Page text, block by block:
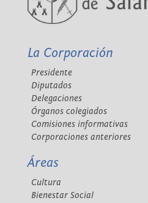
La Corporación
Presidente
Diputados
Delegaciones
Órganos colegiados
Comisiones informativas
Corporaciones anteriores
Áreas
Cultura
Bienestar Social